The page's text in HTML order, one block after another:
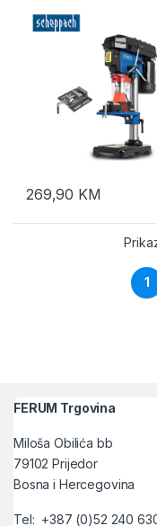
269,90 KM
1
FERUM Trgovina
Miloša Obilića bb
79102 Prijedor
Bosna i Hercegovina
Tel: +387 (0)52 240